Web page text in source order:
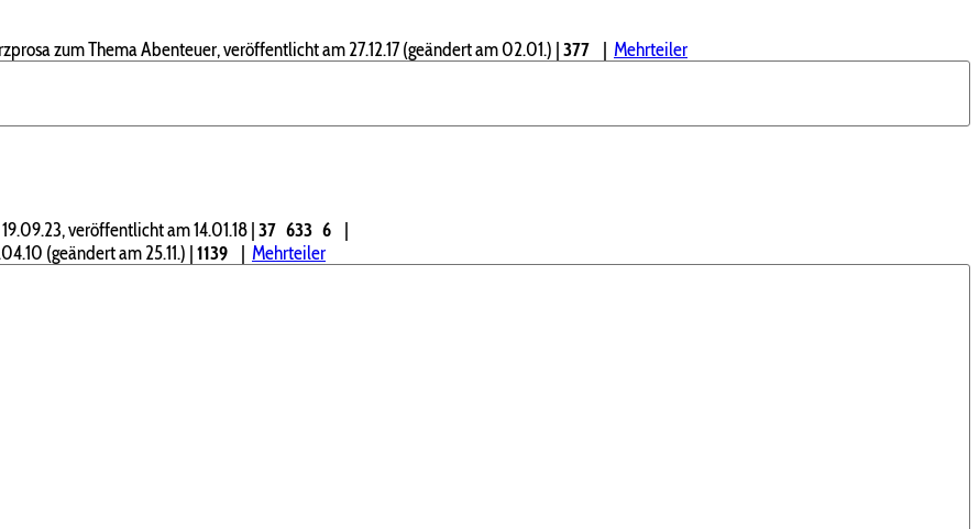
zum Thema Abenteuer, veröffentlicht am 27.12.17 (geändert am 02.01.) |377 | Mehrteiler
veröffentlicht am 14.01.18|37 633 6
|
(geändert am 25.11.) |1139 | Mehrteiler